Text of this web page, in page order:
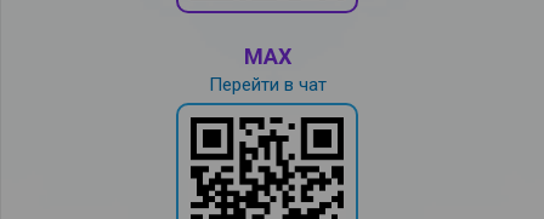
MAX
Перейти в чат